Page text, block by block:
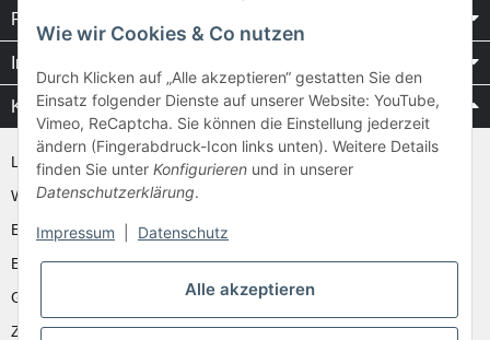
Rechtliches
Informationen
Kataloge / Videos
Layher Videos und Downloads
WAKÜ
Ernst
Euroline
Günzburger
Zarges
Wie wir Cookies & Co nutzen
Durch Klicken auf „Alle akzeptieren“ gestatten Sie den
Einsatz folgender Dienste auf unserer Website: YouTube,
Vimeo, ReCaptcha. Sie können die Einstellung jederzeit
ändern (Fingerabdruck-Icon links unten). Weitere Details
finden Sie unter Konfigurieren und in unserer
Datenschutzerklärung.
Impressum Datenschutz
Alle akzeptieren